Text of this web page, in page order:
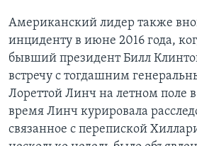
Американский лидер также
инциденту в июне 2016 года,
бывший президент Билл
встречу с тогдашним
Лореттой Линч на летном поле в
время Линч курировала
связанное с перепиской